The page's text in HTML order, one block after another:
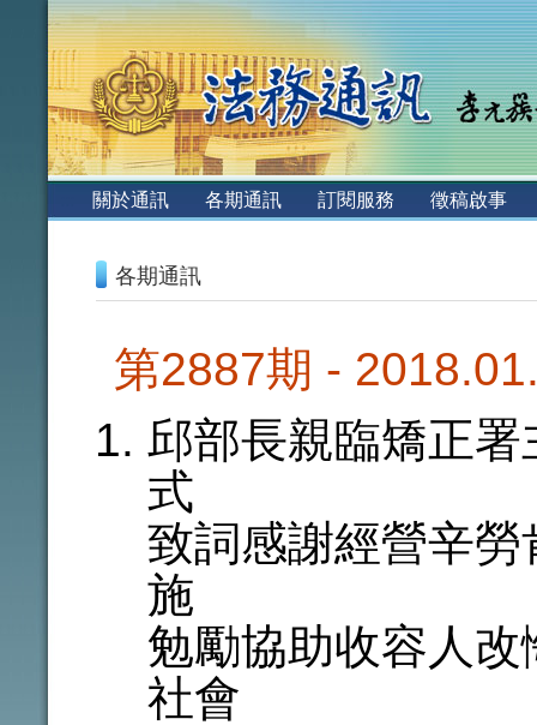
關於通訊 各期通訊 訂閱服務
徵稿啟事
各期通訊
第2887期 -
邱部長親臨矯正
式
致詞感謝經營辛
施
勉勵協助收容人
社會